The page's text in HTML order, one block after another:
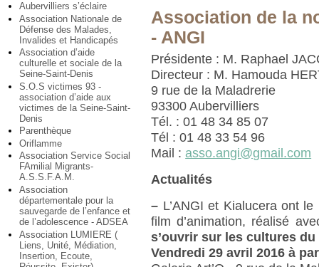
Aubervilliers s’éclaire
Association Nationale de
Défense des Malades,
Invalides et Handicapés
Association d’aide
culturelle et sociale de la
Seine-Saint-Denis
S.O.S victimes 93 -
association d’aide aux
victimes de la Seine-Saint-
Denis
Parenthèque
Oriflamme
Association Service Social
FAmilial Migrants-
A.S.S.F.A.M.
Association
départementale pour la
sauvegarde de l’enfance et
de l’adolescence - ADSEA
Association LUMIERE (
Liens, Unité, Médiation,
Insertion, Ecoute,
Association de la
- ANGI
Présidente : M. Raphael
Directeur : M. Hamouda
9 rue de la Maladrerie
93300 Aubervilliers
Tél. : 01 48 34 85 07
Tél : 01 48 33 54 96
Mail :asso.angi@gmail.com
Actualités
– L’ANGI et Kialucera ont
film d’animation, réalisé
s’ouvrir sur les cultures
Vendredi 29 avril 2016 à